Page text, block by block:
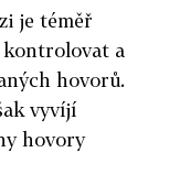
je téměř
kontrolovat a
hovorů.
vyvíjí
hovory